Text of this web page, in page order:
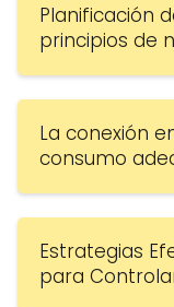
Planificación
principios de
La conexión
consumo
Estrategias
para